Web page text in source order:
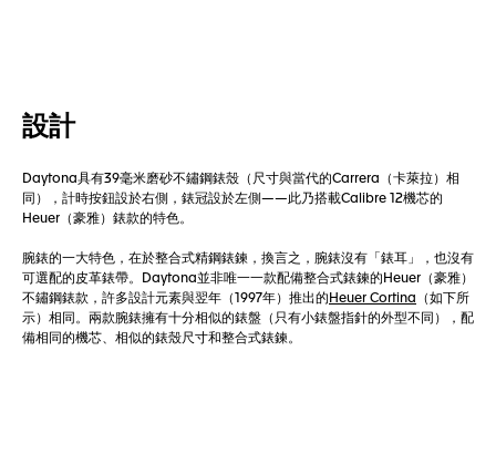
設計
Daytona具有39毫米磨砂不鏽鋼錶殼（尺寸與當代的Carrera（卡萊拉）相
同），計時按鈕設於右側，錶冠設於左側——此乃搭載Calibre 12機芯的
Heuer（豪雅）錶款的特色。
腕錶的一大特色，在於整合式精鋼錶鍊，換言之，腕錶沒有「錶耳」，也沒有
可選配的皮革錶帶。Daytona並非唯一一款配備整合式錶鍊的Heuer（豪雅）
不鏽鋼錶款，許多設計元素與翌年（1997年）推出的 Heuer Cortina （如下所
示）相同。兩款腕錶擁有十分相似的錶盤（只有小錶盤指針的外型不同），配
備相同的機芯、相似的錶殼尺寸和整合式錶鍊。